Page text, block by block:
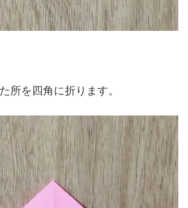
所を四角に折ります。